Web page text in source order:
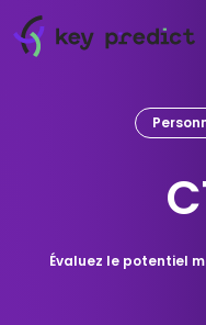
Évaluez le potentiel